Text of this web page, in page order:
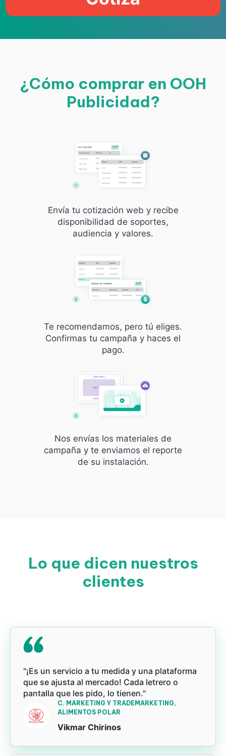
¿Cómo comprar en OOH
Publicidad?
Envía tu cotización web y recibe
disponibilidad de soportes,
audiencia y valores.
Te recomendamos, pero tú eliges.
Confirmas tu campaña y haces el
pago.
Nos envías los materiales de
campaña y te enviamos el reporte
de su instalación.
Lo que dicen nuestros
clientes
"¡Es un servicio a tu medida y una plataforma
que se ajusta al mercado! Cada letrero o
pantalla que les pido, lo tienen."
C. MARKETING Y TRADEMARKETING,
ALIMENTOS POLAR
Vikmar Chirinos